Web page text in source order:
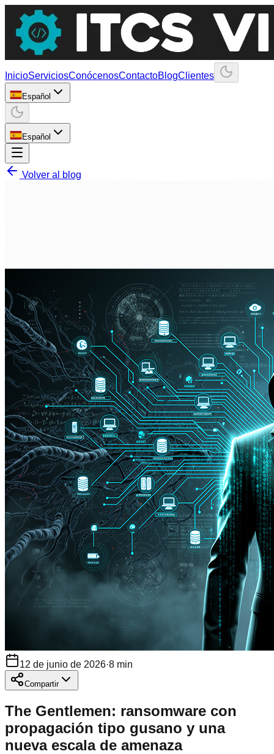
InicioServiciosConócenosContactoBlogClientes
Español
Español
Volver al blog
12 de junio de 2026·8 min
Compartir
The Gentlemen: ransomware con
propagación tipo gusano y una
nueva escala de amenaza